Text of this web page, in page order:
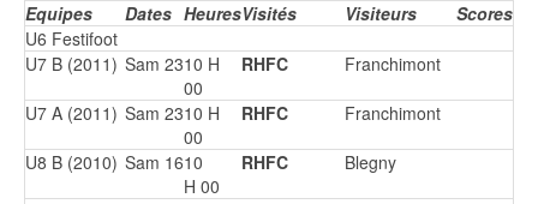
Equipes Dates HeuresVisités Visiteurs
Scores
U6 Festifoot
U7 B (2011) Sam 2310 H
00
RHFC Franchimont
U7 A (2011) Sam 2310 H
00
RHFC Franchimont
U8 B (2010) Sam 1610
H 00
RHFC Blegny